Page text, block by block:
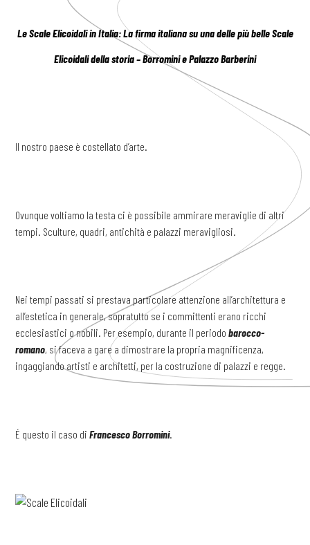
Le Scale Elicoidali in Italia: La firma italiana su una delle più belle Scale
Elicoidali della storia – Borromini e Palazzo Barberini
Il nostro paese è costellato d’arte.
Ovunque voltiamo la testa ci è possibile ammirare meraviglie di altri
tempi. Sculture, quadri, antichità e palazzi meravigliosi.
Nei tempi passati si prestava particolare attenzione all’architettura e
all’estetica in generale, sopratutto se i committenti erano ricchi
ecclesiastici o nobili. Per esempio, durante il periodo barocco-
romano, si faceva a gare a dimostrare la propria magnificenza,
ingaggiando artisti e architetti, per la costruzione di palazzi e regge.
É questo il caso diFrancesco Borromini.